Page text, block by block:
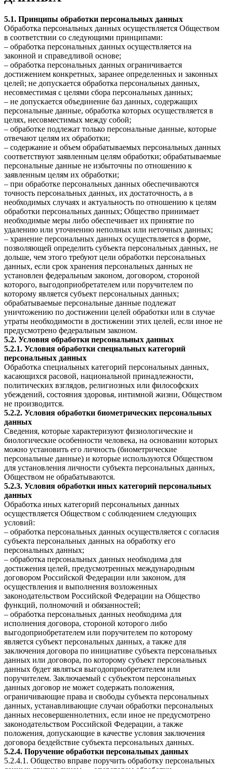
5.1. Принципы обработки персональных данных
Обработка персональных данных осуществляется Обществом
в соответствии со следующими принципами:
– обработка персональных данных осуществляется на
законной и справедливой основе;
– обработка персональных данных ограничивается
достижением конкретных, заранее определенных и законных
целей; не допускается обработка персональных данных,
несовместимая с целями сбора персональных данных;
– не допускается объединение баз данных, содержащих
персональные данные, обработка которых осуществляется в
целях, несовместимых между собой;
– обработке подлежат только персональные данные, которые
отвечают целям их обработки;
– содержание и объем обрабатываемых персональных данных
соответствуют заявленным целям обработки; обрабатываемые
персональные данные не избыточны по отношению к
заявленным целям их обработки;
– при обработке персональных данных обеспечиваются
точность персональных данных, их достаточность, а в
необходимых случаях и актуальность по отношению к целям
обработки персональных данных; Общество принимает
необходимые меры либо обеспечивает их принятие по
удалению или уточнению неполных или неточных данных;
– хранение персональных данных осуществляется в форме,
позволяющей определить субъекта персональных данных, не
дольше, чем этого требуют цели обработки персональных
данных, если срок хранения персональных данных не
установлен федеральным законом, договором, стороной
которого, выгодоприобретателем или поручителем по
которому является субъект персональных данных;
обрабатываемые персональные данные подлежат
уничтожению по достижении целей обработки или в случае
утраты необходимости в достижении этих целей, если иное не
предусмотрено федеральным законом.
5.2. Условия обработки персональных данных
5.2.1. Условия обработки специальных категорий
персональных данных
Обработка специальных категорий персональных данных,
касающихся расовой, национальной принадлежности,
политических взглядов, религиозных или философских
убеждений, состояния здоровья, интимной жизни, Обществом
не производится.
5.2.2. Условия обработки биометрических персональных
данных
Сведения, которые характеризуют физиологические и
биологические особенности человека, на основании которых
можно установить его личность (биометрические
персональные данные) и которые используются Обществом
для установления личности субъекта персональных данных,
Обществом не обрабатываются.
5.2.3. Условия обработки иных категорий персональных
данных
Обработка иных категорий персональных данных
осуществляется Обществом с соблюдением следующих
условий:
– обработка персональных данных осуществляется с согласия
субъекта персональных данных на обработку его
персональных данных;
– обработка персональных данных необходима для
достижения целей, предусмотренных международным
договором Российской Федерации или законом, для
осуществления и выполнения возложенных
законодательством Российской Федерации на Общество
функций, полномочий и обязанностей;
– обработка персональных данных необходима для
исполнения договора, стороной которого либо
выгодоприобретателем или поручителем по которому
является субъект персональных данных, а также для
заключения договора по инициативе субъекта персональных
данных или договора, по которому субъект персональных
данных будет являться выгодоприобретателем или
поручителем. Заключаемый с субъектом персональных
данных договор не может содержать положения,
ограничивающие права и свободы субъекта персональных
данных, устанавливающие случаи обработки персональных
данных несовершеннолетних, если иное не предусмотрено
законодательством Российской Федерации, а также
положения, допускающие в качестве условия заключения
договора бездействие субъекта персональных данных.
5.2.4. Поручение обработки персональных данных
5.2.4.1. Общество вправе поручить обработку персональных